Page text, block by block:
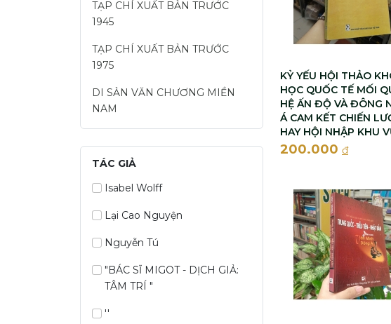
TẠP CHÍ XUẤT BẢN TRƯỚC
1945
TẠP CHÍ XUẤT BẢN TRƯỚC
1975
DI SẢN VĂN CHƯƠNG MIỀN
NAM
TÁC GIẢ
Isabel Wolff
Lại Cao Nguyện
Nguyễn Tú
"BÁC SĨ MIGOT - DỊCH GIẢ:
TÂM TRÍ "
''
KỶ YẾU HỘI THẢO
HỌC QUỐC TẾ MỐI
HỆ ẤN ĐỘ VÀ ĐÔNG
Á CAM KẾT CHIẾN
HAY HỘI NHẬP KHU
200.000 đ